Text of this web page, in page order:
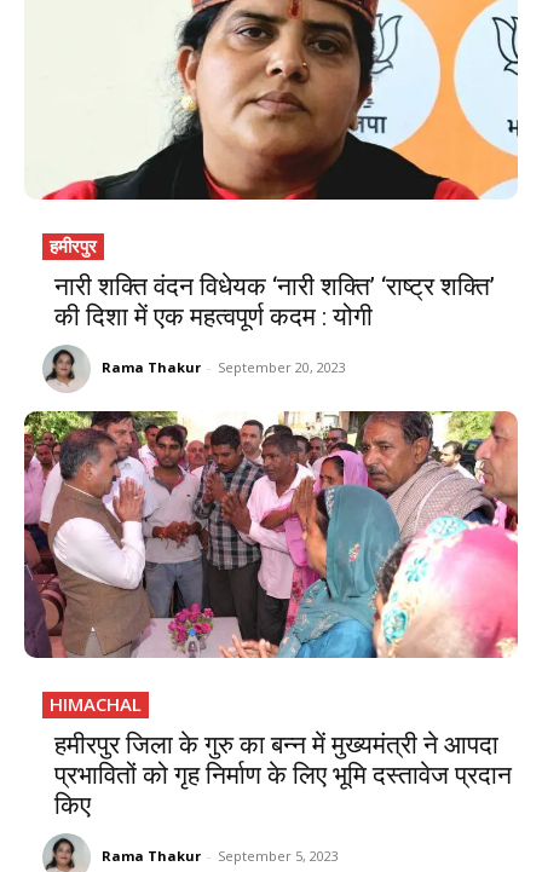
हमीरपुर
नारी शक्ति वंदन विधेयक ‘नारी शक्ति’ ‘राष्ट्र शक्ति’
की दिशा में एक महत्वपूर्ण कदम : योगी
Rama Thakur - September 20, 2023
HIMACHAL
हमीरपुर जिला के गुरु का बन्न में मुख्यमंत्री ने आपदा
प्रभावितों को गृह निर्माण के लिए भूमि दस्तावेज प्रदान
किए
Rama Thakur - September 5, 2023